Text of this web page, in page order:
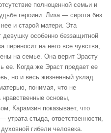
полноценной семьи и
героини. Лиза — сирота без
и старой матери. Эта
девушку особенно беззащитной
на него все чувства,
на семье. Она верит Эрасту
ее. Когда же Эраст предает ее
но и весь жизненный уклад
понимая, что не
основы,
Карамзин показывает, что
утрата стыда, ответственности,
гибели человека.